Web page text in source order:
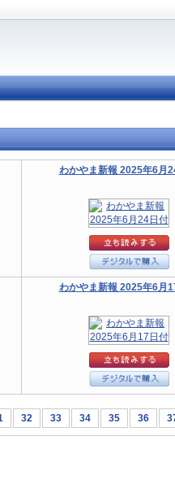
わかやま新報 2025年6月
わかやま新報 2025年6月
32 33 34 35 36